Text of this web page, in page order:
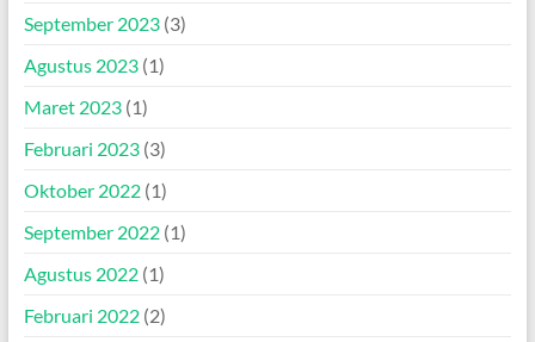
September 2023(3)
Agustus 2023(1)
Maret 2023(1)
Februari 2023(3)
Oktober 2022(1)
September 2022(1)
Agustus 2022(1)
Februari 2022(2)